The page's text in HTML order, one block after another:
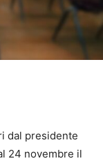
dal presidente
24 novembre il